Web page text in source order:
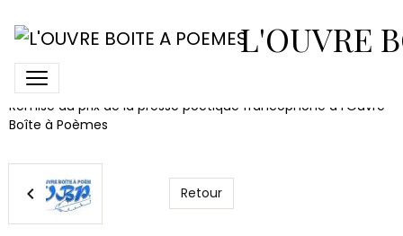
L'OUVRE
photo groupe crisber
Remise du prix de la presse poétique francophone à l'Ouvre
Boîte à Poèmes
Retour